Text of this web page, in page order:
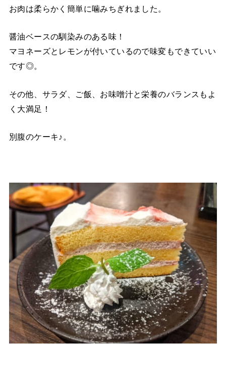
お肉は柔らかく簡単に噛みちぎれました。
醤油ベースの馴染みのある味！
マヨネーズとレモンが付いているので味変もできていい
です◎。
その他、サラダ、ご飯、お味噌汁と栄養のバランスもよ
く大満足！
別腹のケーキ♪。